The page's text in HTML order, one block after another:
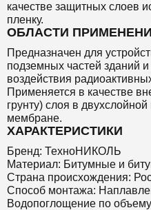
качестве защитных слоев
пленку.
ОБЛАСТИ
Предназначен для
подземных частей зданий
воздействия
Применяется в качестве
грунту) слоя в
мембране.
ХАРАКТЕРИСТИКИ
Бренд: ТехноНИКОЛЬ
Материал: Битумные и
Страна происхождения:
Способ монтажа:
Водопоглощение по